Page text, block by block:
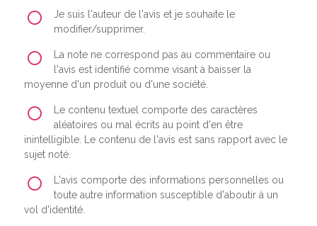
Je suis l'auteur de l'avis et je souhaite le
modifier/supprimer.
La note ne correspond pas au commentaire ou
l'avis est identifié comme visant à baisser la
moyenne d'un produit ou d'une société.
Le contenu textuel comporte des caractères
aléatoires ou mal écrits au point d'en être
inintelligible. Le contenu de l'avis est sans rapport avec le
sujet noté.
L'avis comporte des informations personnelles ou
toute autre information susceptible d'aboutir à un
vol d'identité.